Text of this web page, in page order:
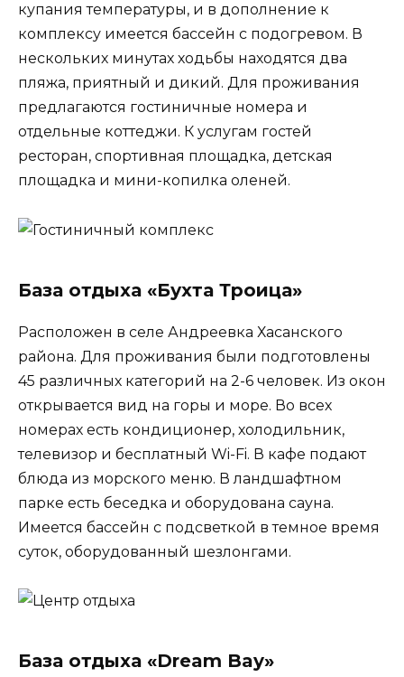
купания температуры, и в дополнение к
комплексу имеется бассейн с подогревом. В
нескольких минутах ходьбы находятся два
пляжа, приятный и дикий. Для проживания
предлагаются гостиничные номера и
отдельные коттеджи. К услугам гостей
ресторан, спортивная площадка, детская
площадка и мини-копилка оленей.
База отдыха «Бухта Троица»
Расположен в селе Андреевка Хасанского
района. Для проживания были подготовлены
45 различных категорий на 2-6 человек. Из окон
открывается вид на горы и море. Во всех
номерах есть кондиционер, холодильник,
телевизор и бесплатный Wi-Fi. В кафе подают
блюда из морского меню. В ландшафтном
парке есть беседка и оборудована сауна.
Имеется бассейн с подсветкой в темное время
суток, оборудованный шезлонгами.
База отдыха «Dream Bay»